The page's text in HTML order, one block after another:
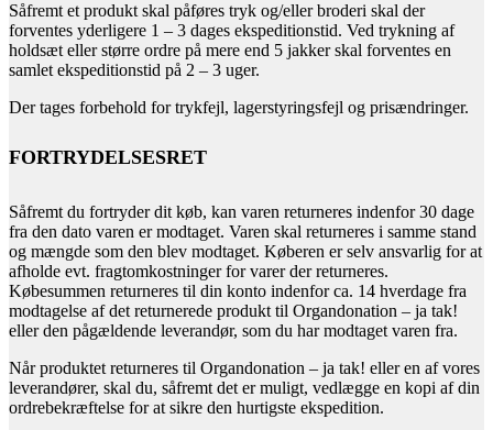
Såfremt et produkt skal påføres tryk og/eller broderi skal der
forventes yderligere 1 – 3 dages ekspeditionstid. Ved trykning af
holdsæt eller større ordre på mere end 5 jakker skal forventes en
samlet ekspeditionstid på 2 – 3 uger.
Der tages forbehold for trykfejl, lagerstyringsfejl og prisændringer.
FORTRYDELSESRET
Såfremt du fortryder dit køb, kan varen returneres indenfor 30 dage
fra den dato varen er modtaget. Varen skal returneres i samme stand
og mængde som den blev modtaget. Køberen er selv ansvarlig for at
afholde evt. fragtomkostninger for varer der returneres.
Købesummen returneres til din konto indenfor ca. 14 hverdage fra
modtagelse af det returnerede produkt til Organdonation – ja tak!
eller den pågældende leverandør, som du har modtaget varen fra.
Når produktet returneres til Organdonation – ja tak! eller en af vores
leverandører, skal du, såfremt det er muligt, vedlægge en kopi af din
ordrebekræftelse for at sikre den hurtigste ekspedition.